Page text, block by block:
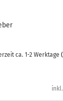
ca. 1-2 Werktage